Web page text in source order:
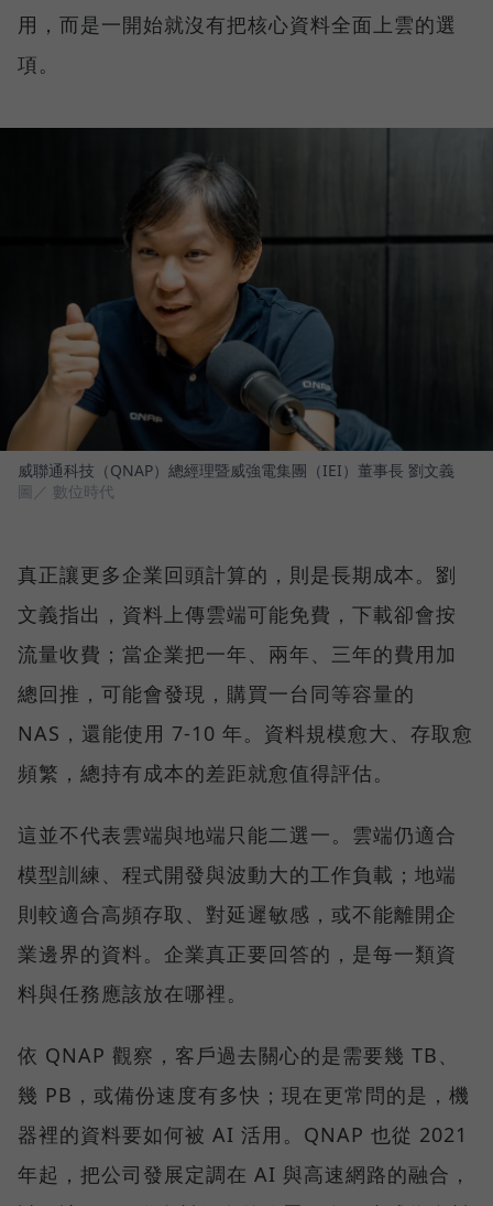
用，而是一開始就沒有把核心資料全面上雲的選
項。
威聯通科技（QNAP）總經理暨威強電集團（IEI）董事長 劉文義
圖／ 數位時代
真正讓更多企業回頭計算的，則是長期成本。劉
文義指出，資料上傳雲端可能免費，下載卻會按
流量收費；當企業把一年、兩年、三年的費用加
總回推，可能會發現，購買一台同等容量的
NAS，還能使用 7-10 年。資料規模愈大、存取愈
頻繁，總持有成本的差距就愈值得評估。
這並不代表雲端與地端只能二選一。雲端仍適合
模型訓練、程式開發與波動大的工作負載；地端
則較適合高頻存取、對延遲敏感，或不能離開企
業邊界的資料。企業真正要回答的，是每一類資
料與任務應該放在哪裡。
依 QNAP 觀察，客戶過去關心的是需要幾 TB、
幾 PB，或備份速度有多快；現在更常問的是，機
器裡的資料要如何被 AI 活用。QNAP 也從 2021
年起，把公司發展定調在 AI 與高速網路的融合，